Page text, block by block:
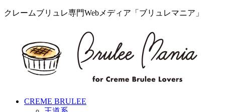
クレームブリュレ専門Webメディア「ブリュレマニア」
CREME BRULEE